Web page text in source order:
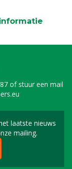
of stuur een mail
laatste nieuws
mailing.
in voor onze